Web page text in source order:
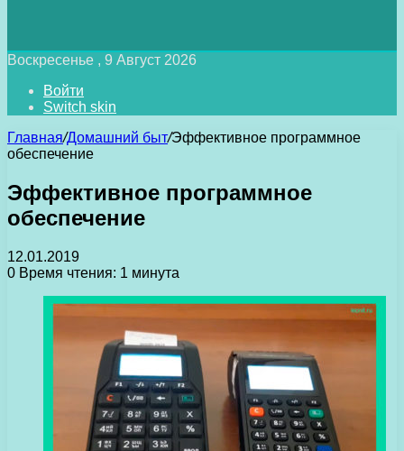
Воскресенье , 9 Август 2026
Войти
Switch skin
Главная/Домашний быт/Эффективное программное
обеспечение
Эффективное программное
обеспечение
12.01.2019
0 Время чтения: 1 минута